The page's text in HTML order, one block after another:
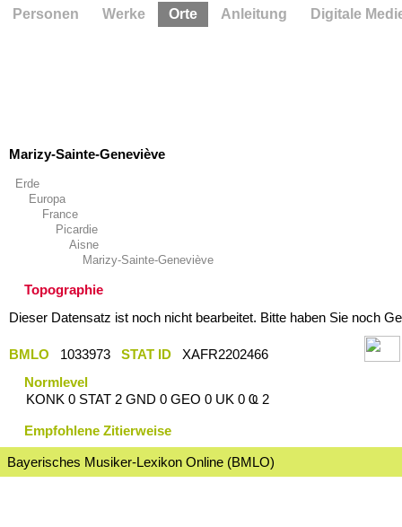
Marizy-Sainte-Geneviève
Erde
Europa
France
Picardie
Aisne
Marizy-Sainte-Geneviève
Topographie
Dieser Datensatz ist noch nicht bearbeitet. Bitte haben Sie noch
BMLO 1033973 STAT ID
XAFR2202466
Normlevel
KONK 0 STAT 2 GND 0 GEO 0 UK 0 Ҩ 2
Empfohlene Zitierweise
Bayerisches Musiker-Lexikon Online (BMLO)
Personen Werke Orte Anleitung Digitale